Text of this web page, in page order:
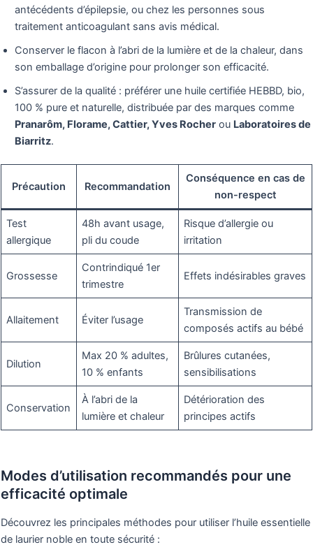
antécédents d’épilepsie, ou chez les personnes sous
traitement anticoagulant sans avis médical.
Conserver le flacon à l’abri de la lumière et de la chaleur, dans
son emballage d’origine pour prolonger son efficacité.
S’assurer de la qualité : préférer une huile certifiée HEBBD, bio,
100 % pure et naturelle, distribuée par des marques comme
Pranarôm, Florame, Cattier, Yves Rocher ou Laboratoires de
Biarritz.
Précaution Recommandation
Conséquence en cas de
non-respect
Test
allergique
48h avant usage,
pli du coude
Risque d’allergie ou
irritation
Grossesse
Contrindiqué 1er
trimestre
Effets indésirables graves
Allaitement Éviter l’usage
Transmission de
composés actifs au bébé
Dilution
Max 20 % adultes,
10 % enfants
Brûlures cutanées,
sensibilisations
Conservation
À l’abri de la
lumière et chaleur
Détérioration des
principes actifs
Modes d’utilisation recommandés pour une
efficacité optimale
Découvrez les principales méthodes pour utiliser l’huile essentielle
de laurier noble en toute sécurité :